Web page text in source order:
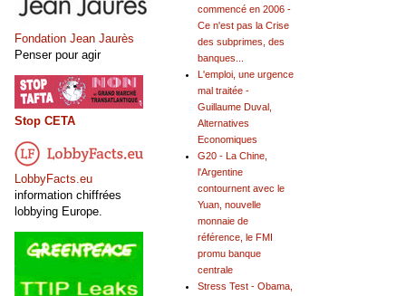
commencé en 2006 -
Ce n'est pas la Crise
des subprimes, des
banques...
L'emploi, une urgence
mal traitée -
Guillaume Duval,
Alternatives
Economiques
G20 - La Chine,
l'Argentine
contournent avec le
Yuan, nouvelle
monnaie de
référence, le FMI
promu banque
centrale
Stress Test - Obama,
Fondation Jean Jaurès
Penser pour agir
Stop CETA
LobbyFacts.eu
information chiffrées
lobbying Europe.